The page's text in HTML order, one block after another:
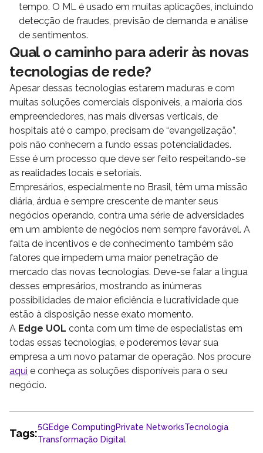
tempo. O ML é usado em muitas aplicações, incluindo
detecção de fraudes, previsão de demanda e análise
de sentimentos.
Qual o caminho para aderir às novas
tecnologias de rede?
Apesar dessas tecnologias estarem maduras e com
muitas soluções comerciais disponíveis, a maioria dos
empreendedores, nas mais diversas verticais, de
hospitais até o campo, precisam de “evangelização”,
pois não conhecem a fundo essas potencialidades.
Esse é um processo que deve ser feito respeitando-se
as realidades locais e setoriais.
Empresários, especialmente no Brasil, têm uma missão
diária, árdua e sempre crescente de manter seus
negócios operando, contra uma série de adversidades
em um ambiente de negócios nem sempre favorável. A
falta de incentivos e de conhecimento também são
fatores que impedem uma maior penetração de
mercado das novas tecnologias. Deve-se falar a língua
desses empresários, mostrando as inúmeras
possibilidades de maior eficiência e lucratividade que
estão à disposição nesse exato momento.
A Edge UOL conta com um time de especialistas em
todas essas tecnologias, e poderemos levar sua
empresa a um novo patamar de operação. Nos procure
aqui e conheça as soluções disponíveis para o seu
negócio.
Tags:
5GEdge ComputingPrivate NetworksTecnologia
Transformação Digital